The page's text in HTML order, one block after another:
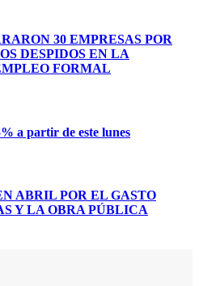
30 EMPRESAS POR
DESPIDOS EN LA
FORMAL
a partir de este lunes
ABRIL POR EL GASTO
Y LA OBRA PÚBLICA